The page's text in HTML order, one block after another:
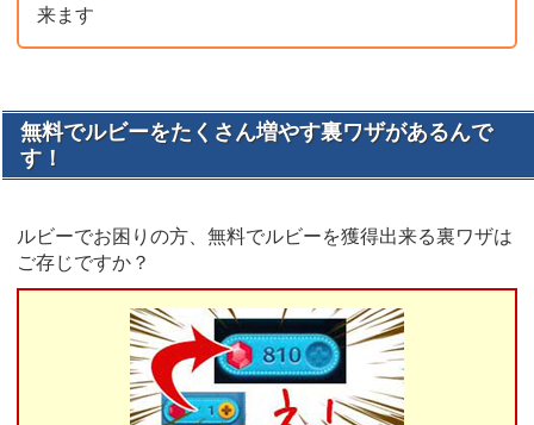
来ます
無料でルビーをたくさん増やす裏ワザがあるんで
す！
ルビーでお困りの方、無料でルビーを獲得出来る裏ワザは
ご存じですか？